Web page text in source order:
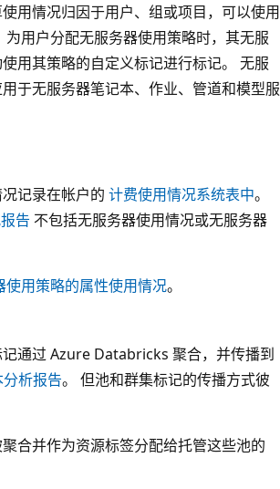
用情况归因于用户、组或项目，可以使用
用户分配无服务器使用策略时，其无服
用其策略的自定义标记进行标记。 无服
于无服务器笔记本、作业、管道和模型服
记录在帐户的 计费使用情况系统表中。
告 不包括无服务器使用情况或无服务器
使用策略的属性使用情况。
通过 Azure Databricks 聚合，并传播到
分析报告。 但池和群集标记的传播方式彼
合并作为资源标签分配给托管这些池的